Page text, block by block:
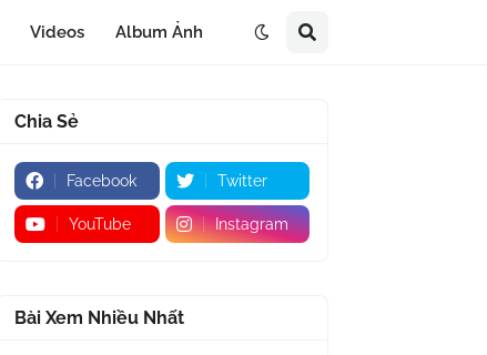
Videos Album Ảnh
Chia Sẻ
Facebook Twitter
YouTube Instagram
Bài Xem Nhiều Nhất